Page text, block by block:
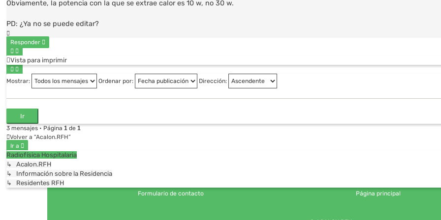
Obviamente, la potencia con la que se extrae calor es 10 w, no 30 w.
PD: ¿Ya no se puede editar?
Responder
Vista para imprimir
Mostrar: Ordenar por: Dirección:
3 mensajes • Página 1 de 1
Volver a “Acalon.RFH”
Ir a
Radiofísica Hospitalaria
↳ Acalon.RFH
↳ Información sobre la Residencia
↳ Residentes RFH
Formulario de contacto Página principal